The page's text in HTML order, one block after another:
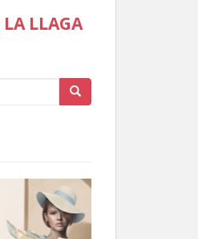
LA LLAGA